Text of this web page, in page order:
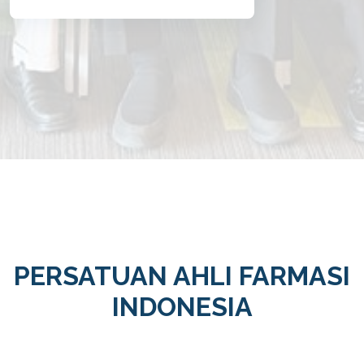
PERSATUAN AHLI FARMASI
INDONESIA